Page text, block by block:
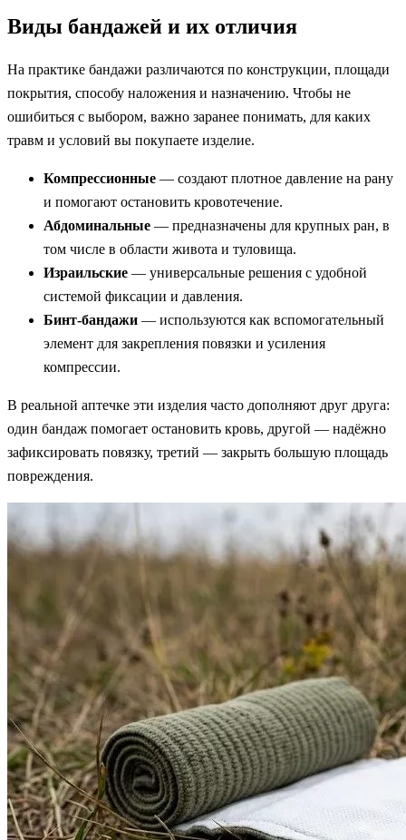
Виды бандажей и их отличия
На практике бандажи различаются по конструкции, площади
покрытия, способу наложения и назначению. Чтобы не
ошибиться с выбором, важно заранее понимать, для каких
травм и условий вы покупаете изделие.
Компрессионные — создают плотное давление на рану
и помогают остановить кровотечение.
Абдоминальные — предназначены для крупных ран, в
том числе в области живота и туловища.
Израильские — универсальные решения с удобной
системой фиксации и давления.
Бинт-бандажи — используются как вспомогательный
элемент для закрепления повязки и усиления
компрессии.
В реальной аптечке эти изделия часто дополняют друг друга:
один бандаж помогает остановить кровь, другой — надёжно
зафиксировать повязку, третий — закрыть большую площадь
повреждения.